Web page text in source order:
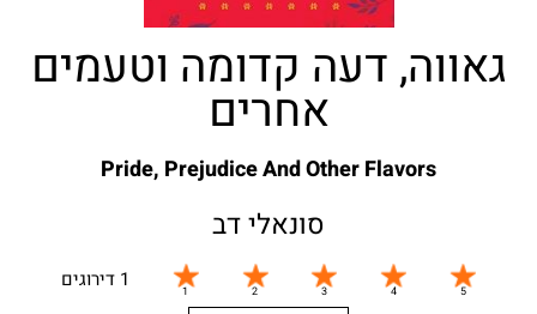
גאווה, דעה קדומה וטעמים
אחרים
Pride, Prejudice And Other Flavors
סונאלי דב
1 דירוגים